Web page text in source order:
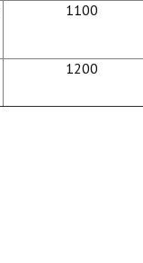
1100
1200